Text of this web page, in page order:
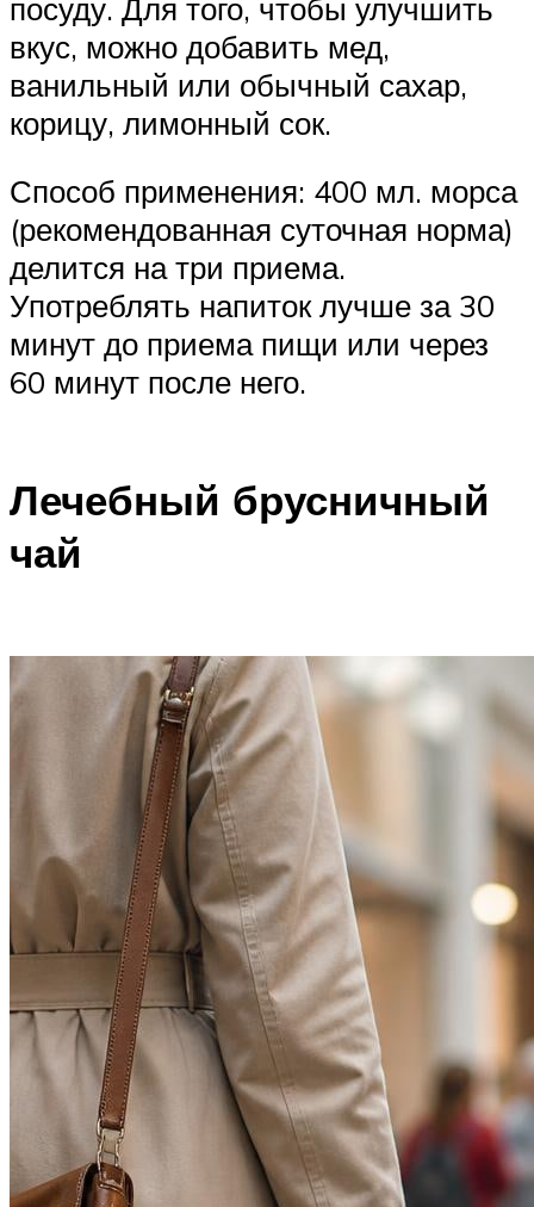
посуду. Для того, чтобы улучшить
вкус, можно добавить мед,
ванильный или обычный сахар,
корицу, лимонный сок.
Способ применения: 400 мл. морса
(рекомендованная суточная норма)
делится на три приема.
Употреблять напиток лучше за 30
минут до приема пищи или через
60 минут после него.
Лечебный брусничный
чай